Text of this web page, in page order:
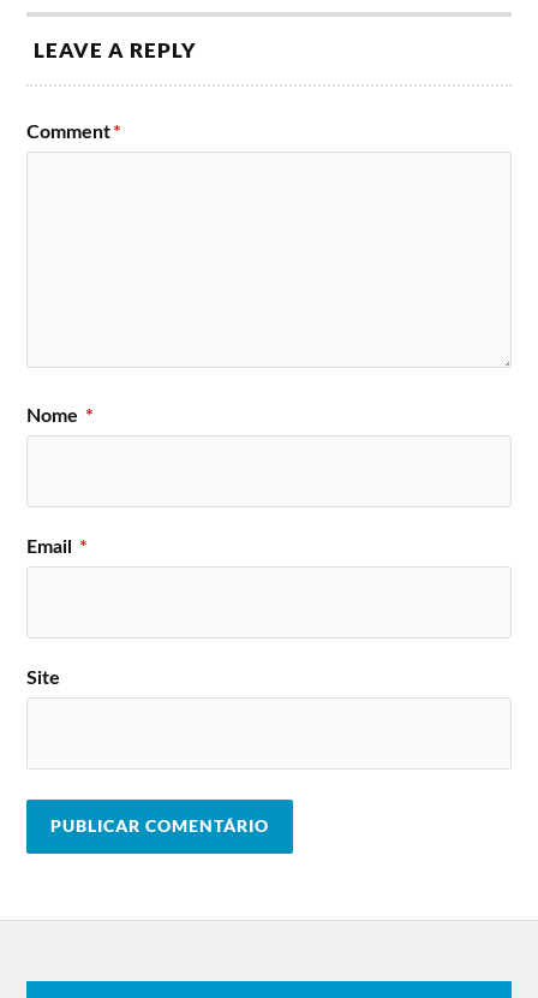
LEAVE A REPLY
Comment*
Nome *
Email *
Site